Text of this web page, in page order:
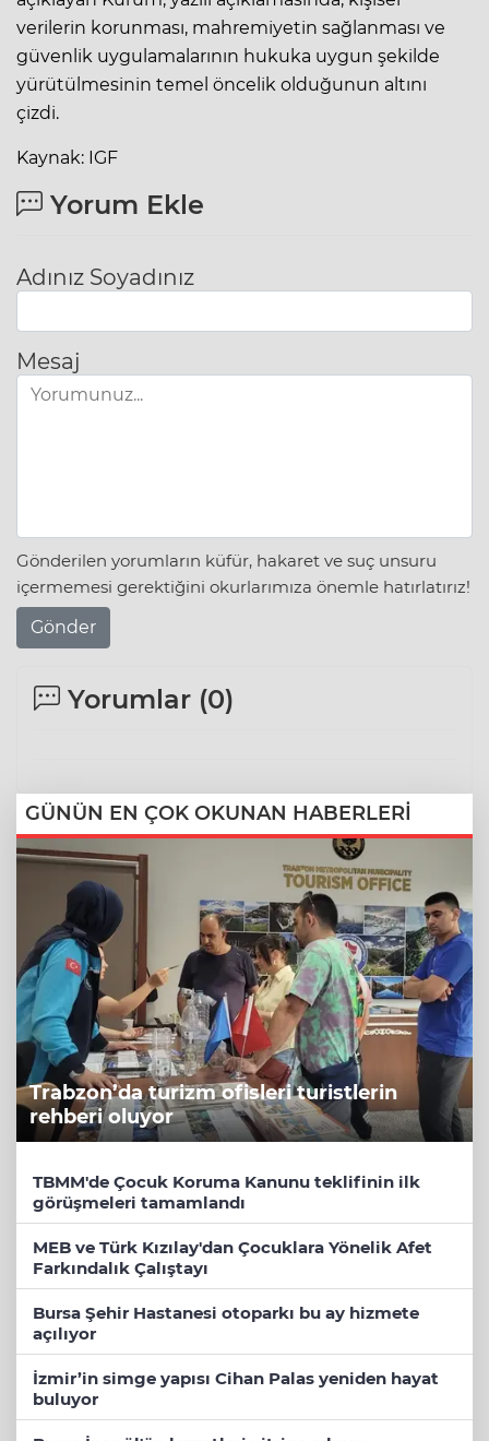
verilerin korunması, mahremiyetin sağlanması ve
güvenlik uygulamalarının hukuka uygun şekilde
yürütülmesinin temel öncelik olduğunun altını
çizdi.
Kaynak: IGF
Yorum Ekle
Adınız Soyadınız
Mesaj
Gönderilen yorumların küfür, hakaret ve suç unsuru
içermemesi gerektiğini okurlarımıza önemle hatırlatırız!
Gönder
Yorumlar (0)
GÜNÜN EN ÇOK OKUNAN HABERLERİ
Trabzon’da turizm ofisleri turistlerin
rehberi oluyor
TBMM'de Çocuk Koruma Kanunu teklifinin ilk
görüşmeleri tamamlandı
MEB ve Türk Kızılay'dan Çocuklara Yönelik Afet
Farkındalık Çalıştayı
Bursa Şehir Hastanesi otoparkı bu ay hizmete
açılıyor
İzmir’in simge yapısı Cihan Palas yeniden hayat
buluyor